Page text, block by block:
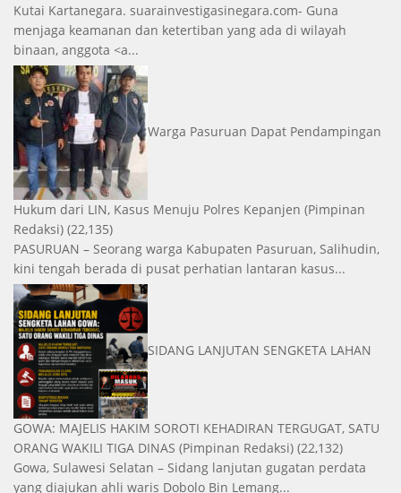
Kutai Kartanegara. suarainvestigasinegara.com- Guna
menjaga keamanan dan ketertiban yang ada di wilayah
binaan, anggota <a...
Warga Pasuruan Dapat Pendampingan
Hukum dari LIN, Kasus Menuju Polres Kepanjen (Pimpinan
Redaksi) (22,135)
PASURUAN – Seorang warga Kabupaten Pasuruan, Salihudin,
kini tengah berada di pusat perhatian lantaran kasus...
SIDANG LANJUTAN SENGKETA LAHAN
GOWA: MAJELIS HAKIM SOROTI KEHADIRAN TERGUGAT, SATU
ORANG WAKILI TIGA DINAS (Pimpinan Redaksi) (22,132)
Gowa, Sulawesi Selatan – Sidang lanjutan gugatan perdata
yang diajukan ahli waris Dobolo Bin Lemang...